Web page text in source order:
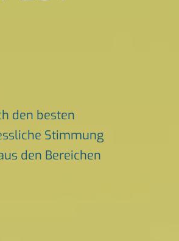
den besten
Stimmung
den Bereichen